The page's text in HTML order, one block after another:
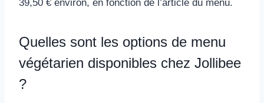
39,50 € environ, en fonction de l’article du menu.
Quelles sont les options de menu
végétarien disponibles chez Jollibee
?